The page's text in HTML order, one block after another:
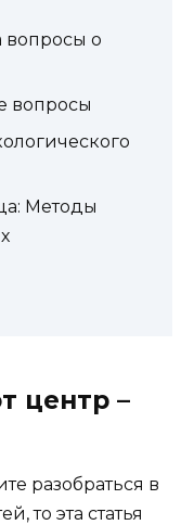
вопросы о
вопросы
Методы
центр –
разобраться в
то эта статья